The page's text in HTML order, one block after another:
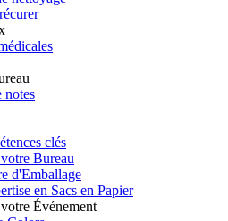
notes
clés
Bureau
d'Emballage
en Sacs en Papier
Événement